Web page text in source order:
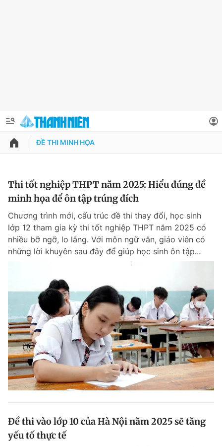
QUẢNG CÁO ĐẶT BÁO
Chuyên mục khác
Chào ngày mới Tin 24h
Tin thị trường Tin 360
Video Magazine
Sản phẩm khác
Tiện ích Bạn cần biết
Thông tin tài khoản
Đổi mật khẩu
Tin đã lưu
Tin đã xem
ĐỀ THI MINH HỌA
Thi tốt nghiệp THPT năm 2025: Hiểu đúng đề
minh họa để ôn tập trúng đích
Chương trình mới, cấu trúc đề thi thay đổi, học sinh
lớp 12 tham gia kỳ thi tốt nghiệp THPT năm 2025 có
nhiều bỡ ngỡ, lo lắng. Với môn ngữ văn, giáo viên có
những lời khuyên sau đây để giúp học sinh ôn tập...
Đề thi vào lớp 10 của Hà Nội năm 2025 sẽ tăng
yếu tố thực tế